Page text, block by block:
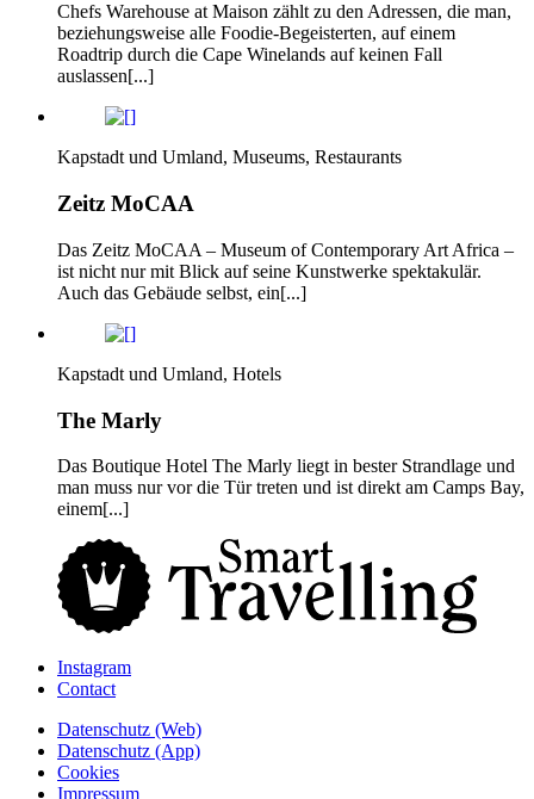
Chefs Warehouse at Maison zählt zu den Adressen, die man,
beziehungsweise alle Foodie-Begeisterten, auf einem
Roadtrip durch die Cape Winelands auf keinen Fall
auslassen[...]
Kapstadt und Umland, Museums, Restaurants
Zeitz MoCAA
Das Zeitz MoCAA – Museum of Contemporary Art Africa –
ist nicht nur mit Blick auf seine Kunstwerke spektakulär.
Auch das Gebäude selbst, ein[...]
Kapstadt und Umland, Hotels
The Marly
Das Boutique Hotel The Marly liegt in bester Strandlage und
man muss nur vor die Tür treten und ist direkt am Camps Bay,
einem[...]
Instagram
Contact
Daten­schutz­ (Web)
Daten­schutz­ (App)
Cookies
Impressum